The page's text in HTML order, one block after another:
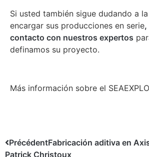
Si usted también sigue dudando a
encargar sus producciones en serie,
contacto con nuestros expertos
definamos su proyecto.
Más información sobre el
PrécédentFabricación aditiva en
Patrick Christoux